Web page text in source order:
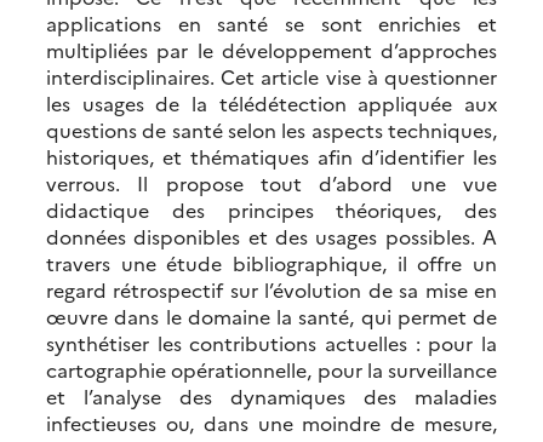
applications en santé se sont enrichies et
multipliées par le développement d’approches
interdisciplinaires. Cet article vise à questionner
les usages de la télédétection appliquée aux
questions de santé selon les aspects techniques,
historiques, et thématiques afin d’identifier les
verrous. Il propose tout d’abord une vue
didactique des principes théoriques, des
données disponibles et des usages possibles. A
travers une étude bibliographique, il offre un
regard rétrospectif sur l’évolution de sa mise en
œuvre dans le domaine la santé, qui permet de
synthétiser les contributions actuelles : pour la
cartographie opérationnelle, pour la surveillance
et l’analyse des dynamiques des maladies
infectieuses ou, dans une moindre de mesure,